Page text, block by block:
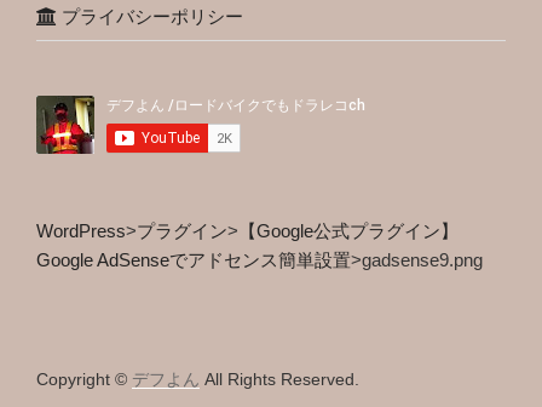
プライバシーポリシー
WordPress>プラグイン> 【Google公式プラグイン】
Google AdSenseでアドセンス簡単設置>gadsense9.png
Copyright © デフよん All Rights Reserved.